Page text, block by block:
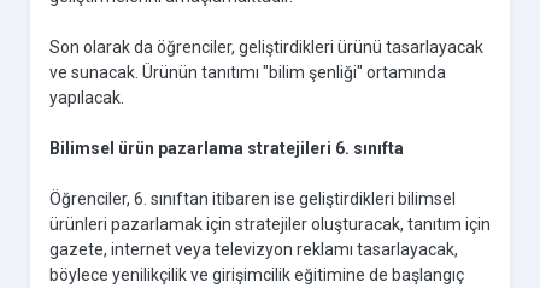
Son olarak da öğrenciler, geliştirdikleri ürünü tasarlayacak
ve sunacak. Ürünün tanıtımı "bilim şenliği" ortamında
yapılacak.
Bilimsel ürün pazarlama stratejileri 6. sınıfta
Öğrenciler, 6. sınıftan itibaren ise geliştirdikleri bilimsel
ürünleri pazarlamak için stratejiler oluşturacak, tanıtım için
gazete, internet veya televizyon reklamı tasarlayacak,
böylece yenilikçilik ve girişimcilik eğitimine de başlangıç